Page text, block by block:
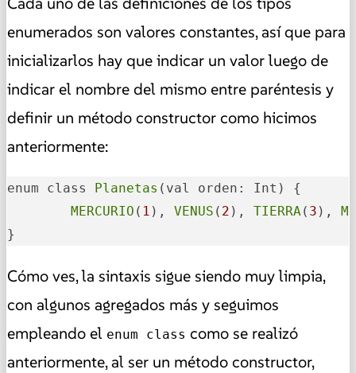
enumerados son valores constantes, así que para
inicializarlos hay que indicar un valor luego de
indicar el nombre del mismo entre paréntesis y
definir un método constructor como hicimos
anteriormente:
enum class Planetas (val orden: Int) {
MERCURIO ( 1 ), VENUS ( 2 ), TIERRA( 3 ),
}
Cómo ves, la sintaxis sigue siendo muy limpia,
con algunos agregados más y seguimos
empleando el enum class como se realizó
anteriormente, al ser un método constructor,